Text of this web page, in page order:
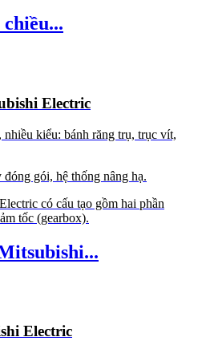
Electric
kiểu: bánh răng trụ, trục vít,
gói, hệ thống nâng hạ.
có cấu tạo gồm hai phần
tốc (gearbox).
Electric